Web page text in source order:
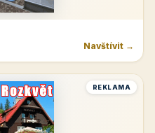
Navštívit →
REKLAMA